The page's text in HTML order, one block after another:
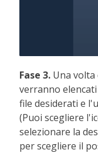
Fase 3. Una volta
verranno
file desiderati e
(Puoi scegliere
selezionare la
per scegliere il